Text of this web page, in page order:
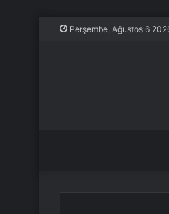
Perşembe, Ağustos 6